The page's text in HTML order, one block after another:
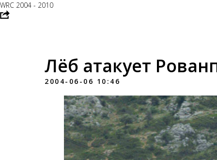
WRC 2004 - 2010
Лёб атакует
2004-06-06 10:46